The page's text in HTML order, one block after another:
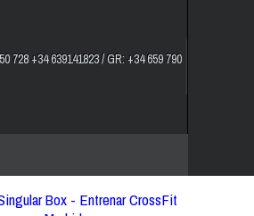
728 +34 639141823 / GR: +34 659 790